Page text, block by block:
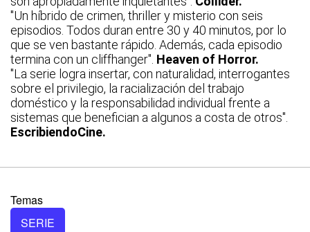
"Un híbrido de crimen, thriller y misterio con seis
episodios. Todos duran entre 30 y 40 minutos, por lo
que se ven bastante rápido. Además, cada episodio
termina con un cliffhanger". Heaven of Horror.
"La serie logra insertar, con naturalidad, interrogantes
sobre el privilegio, la racialización del trabajo
doméstico y la responsabilidad individual frente a
sistemas que benefician a algunos a costa de otros".
EscribiendoCine.
Temas
SERIE